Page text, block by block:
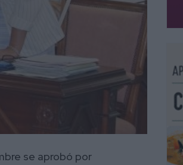
se aprobó por